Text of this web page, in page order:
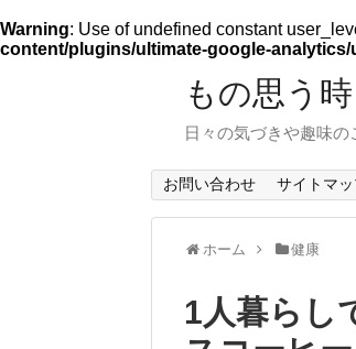
Warning: Use of undefined constant
content/plugins/ultimate-google-analytics/
もの思う時
日々の気づきや趣味の
お問い合わせ サイトマ
ホーム 健康
1人暮らし